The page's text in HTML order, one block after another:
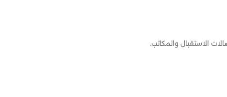
الاستقبال والمكاتب.